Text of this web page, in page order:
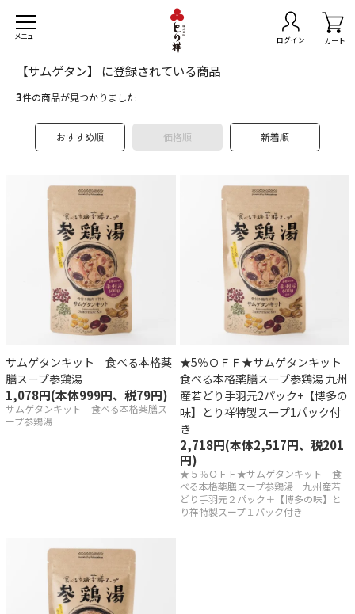
メニュー ログイン カート
マスチキン
若どり
【サムゲタン】 に登録されている商品
3件の商品が見つかりました
おすすめ順 価格順 新着順
サムゲタンキット 食べる本格薬
膳スープ参鶏湯
1,078円(本体999円、税79円)
サムゲタンキット 食べる本格薬膳ス
ープ参鶏湯
★5％ＯＦＦ★サムゲタンキット
食べる本格薬膳スープ参鶏湯 九州
産若どり手羽元2パック+【博多の
味】とり祥特製スープ1パック付
き
2,718円(本体2,517円、税201
円)
★５％ＯＦＦ★サムゲタンキット 食
べる本格薬膳スープ参鶏湯 九州産若
どり手羽元２パック＋【博多の味】と
り祥特製スープ１パック付き